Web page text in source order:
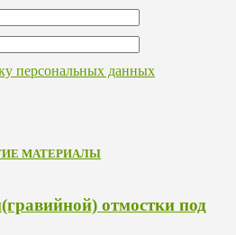
персональных данных
МАТЕРИАЛЫ
отмостки под